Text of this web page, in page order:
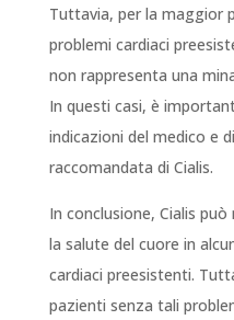
Tuttavia, per la maggior
problemi cardiaci
non rappresenta una
In questi casi, è
indicazioni del medico e
raccomandata di Cialis.
In conclusione, Cialis
la salute del cuore in
cardiaci preesistenti.
pazienti senza tali